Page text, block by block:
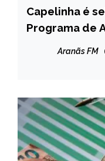
CAPELINHA
Capelinha é
Programa de
Aranãs FM